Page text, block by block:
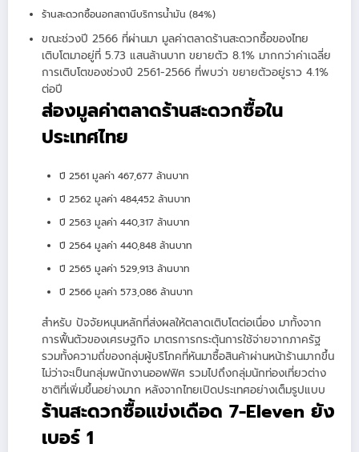
ร้านสะดวกซื้อนอกสถานีบริการน้ำมัน (84%)
ขณะช่วงปี 2566 ที่ผ่านมา มูลค่าตลาดร้านสะดวกซื้อของไทย
เติบโตมาอยู่ที่ 5.73 แสนล้านบาท ขยายตัว 8.1% มากกว่าค่าเฉลี่ย
การเติบโตของช่วงปี 2561-2566 ที่พบว่า ขยายตัวอยู่ราว 4.1%
ต่อปี
ส่องมูลค่าตลาดร้านสะดวกซื้อใน
ประเทศไทย
ปี 2561 มูลค่า 467,677 ล้านบาท
ปี 2562 มูลค่า 484,452 ล้านบาท
ปี 2563 มูลค่า 440,317 ล้านบาท
ปี 2564 มูลค่า 440,848 ล้านบาท
ปี 2565 มูลค่า 529,913 ล้านบาท
ปี 2566 มูลค่า 573,086 ล้านบาท
สำหรับ ปัจจัยหนุนหลักที่ส่งผลให้ตลาดเติบโตต่อเนื่อง มาทั้งจาก
การฟื้นตัวของเศรษฐกิจ มาตรการกระตุ้นการใช้จ่ายจากภาครัฐ
รวมทั้งความถี่ของกลุ่มผู้บริโภคที่หันมาซื้อสินค้าผ่านหน้าร้านมากขึ้น
ไม่ว่าจะเป็นกลุ่มพนักงานออฟฟิศ รวมไปถึงกลุ่มนักท่องเที่ยวต่าง
ชาติที่เพิ่มขึ้นอย่างมาก หลังจากไทยเปิดประเทศอย่างเต็มรูปแบบ
ร้านสะดวกซื้อแข่งเดือด 7-Eleven ยัง
เบอร์ 1